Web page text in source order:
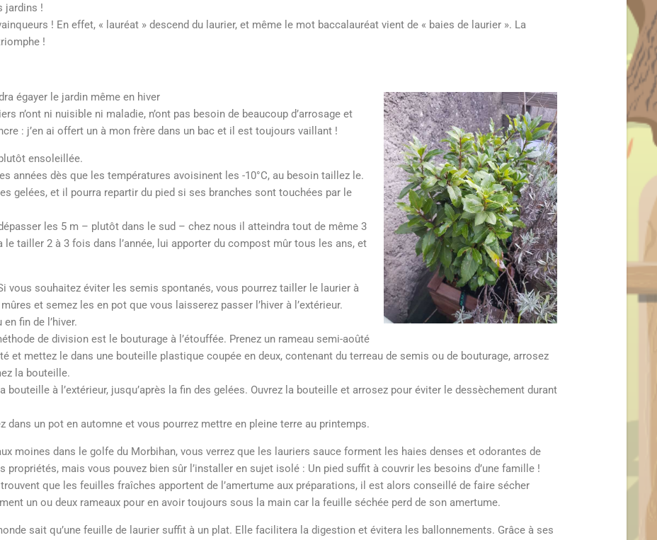
jardins !
! En effet, « lauréat » descend du laurier, et même le mot baccalauréat vient de « baies de laurier ». La
!
égayer le jardin même en hiver
n’ont ni nuisible ni maladie, n’ont pas besoin de beaucoup d’arrosage et
: j’en ai offert un à mon frère dans un bac et il est toujours vaillant !
ensoleillée.
années dès que les températures avoisinent les -10°C, au besoin taillez le.
gelées, et il pourra repartir du pied si ses branches sont touchées par le
les 5 m – plutôt dans le sud – chez nous il atteindra tout de même 3
tailler 2 à 3 fois dans l’année, lui apporter du compost mûr tous les ans, et
vous souhaitez éviter les semis spontanés, vous pourrez tailler le laurier à
et semez les en pot que vous laisserez passer l’hiver à l’extérieur.
fin de l’hiver.
de division est le bouturage à l’étouffée. Prenez un rameau semi-aoûté
et mettez le dans une bouteille plastique coupée en deux, contenant du terreau de semis ou de bouturage, arrosez
la bouteille.
bouteille à l’extérieur, jusqu’après la fin des gelées. Ouvrez la bouteille et arrosez pour éviter le dessèchement durant
dans un pot en automne et vous pourrez mettre en pleine terre au printemps.
moines dans le golfe du Morbihan, vous verrez que les lauriers sauce forment les haies denses et odorantes de
propriétés, mais vous pouvez bien sûr l’installer en sujet isolé : Un pied suffit à couvrir les besoins d’une famille !
que les feuilles fraîches apportent de l’amertume aux préparations, il est alors conseillé de faire sécher
un ou deux rameaux pour en avoir toujours sous la main car la feuille séchée perd de son amertume.
sait qu’une feuille de laurier suffit à un plat. Elle facilitera la digestion et évitera les ballonnements. Grâce à ses